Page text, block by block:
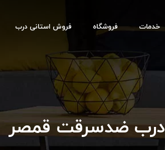
خدمات فروشگاه فروش استانی درب
درب ضدسرقت قمصر